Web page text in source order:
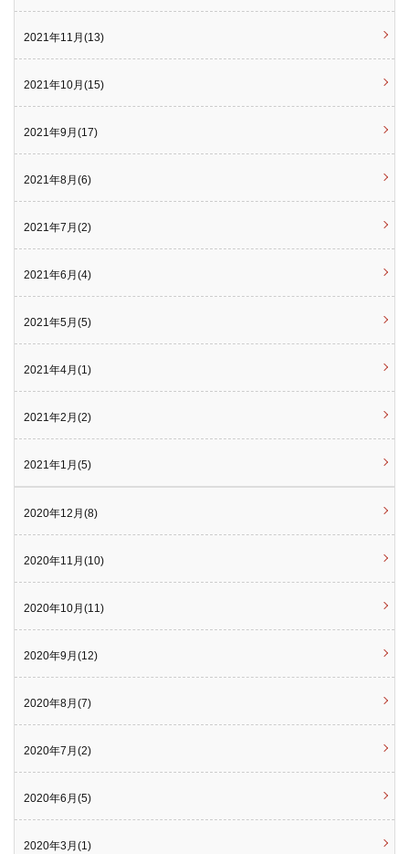
2021年11月(13)
2021年10月(15)
2021年9月(17)
2021年8月(6)
2021年7月(2)
2021年6月(4)
2021年5月(5)
2021年4月(1)
2021年2月(2)
2021年1月(5)
2020年12月(8)
2020年11月(10)
2020年10月(11)
2020年9月(12)
2020年8月(7)
2020年7月(2)
2020年6月(5)
2020年3月(1)